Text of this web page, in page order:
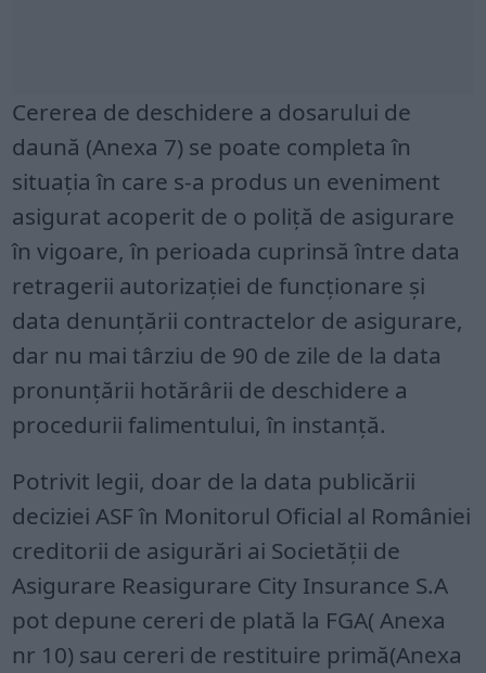
Cererea de deschidere a dosarului de
daună (Anexa 7) se poate completa în
situația în care s-a produs un eveniment
asigurat acoperit de o poliță de asigurare
în vigoare, în perioada cuprinsă între data
retragerii autorizației de funcționare şi
data denunţării contractelor de asigurare,
dar nu mai târziu de 90 de zile de la data
pronunţării hotărârii de deschidere a
procedurii falimentului, în instanță.
Potrivit legii, doar de la data publicării
deciziei ASF în Monitorul Oficial al României
creditorii de asigurări ai Societăţii de
Asigurare Reasigurare City Insurance S.A
pot depune cereri de plată la FGA( Anexa
nr 10) sau cereri de restituire primă(Anexa